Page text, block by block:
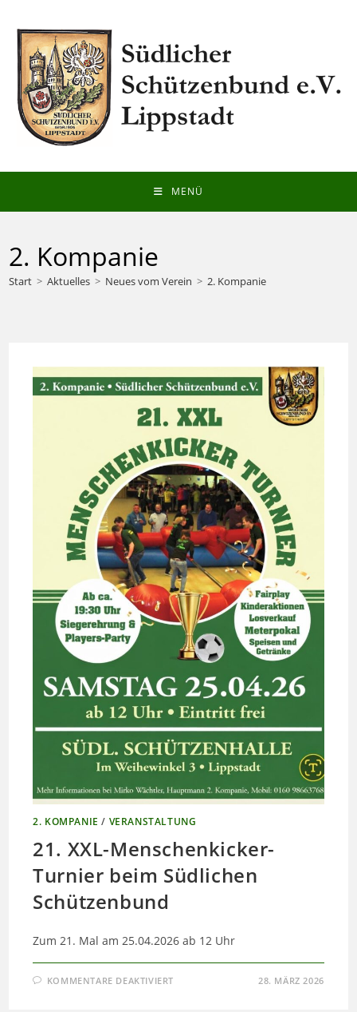
Inhalt
springen
MENÜ
2. Kompanie
Start > Aktuelles > Neues vom Verein > 2. Kompanie
2. KOMPANIE / VERANSTALTUNG
21. XXL-Menschenkicker-
Turnier beim Südlichen
Schützenbund
Zum 21. Mal am 25.04.2026 ab 12 Uhr
KOMMENTARE DEAKTIVIERT 28. MÄRZ 2026